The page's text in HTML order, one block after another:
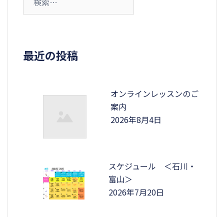
最近の投稿
オンラインレッスンのご
案内
2026年8月4日
スケジュール ＜石川・
富山＞
2026年7月20日